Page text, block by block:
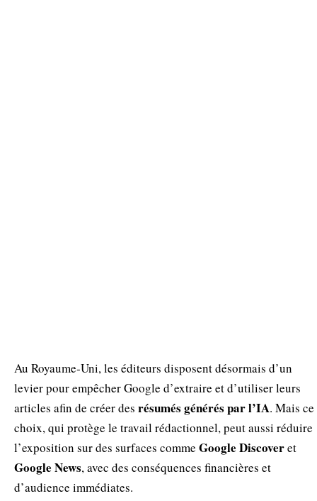
Au Royaume‑Uni, les éditeurs disposent désormais d’un
levier pour empêcher Google d’extraire et d’utiliser leurs
articles afin de créer des résumés générés par l’IA. Mais ce
choix, qui protège le travail rédactionnel, peut aussi réduire
l’exposition sur des surfaces comme Google Discoveret
Google News, avec des conséquences financières et
d’audience immédiates.